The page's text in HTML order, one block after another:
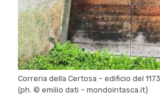
Correria della Certosa – edificio del
(ph. © emilio dati – mondointasca.it)